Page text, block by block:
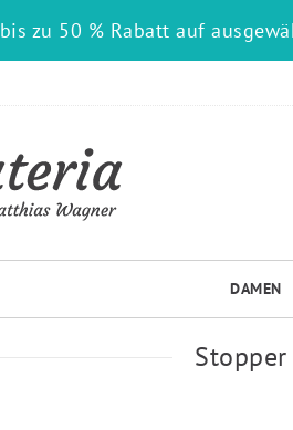
bis zu 50 % Rabatt auf
DAMEN